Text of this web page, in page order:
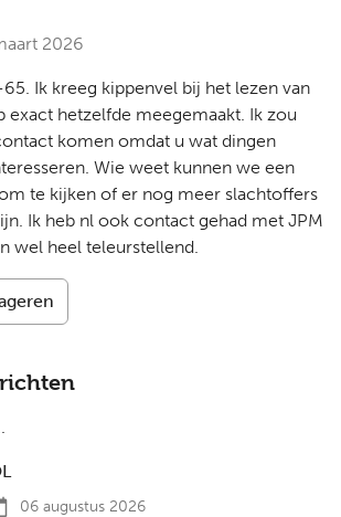
2026
Ik kreeg kippenvel bij het lezen van
exact hetzelfde meegemaakt. Ik zou
komen omdat u wat dingen
Wie weet kunnen we een
te kijken of er nog meer slachtoffers
Ik heb nl ook contact gehad met JPM
wel heel teleurstellend.
06 augustus 2026